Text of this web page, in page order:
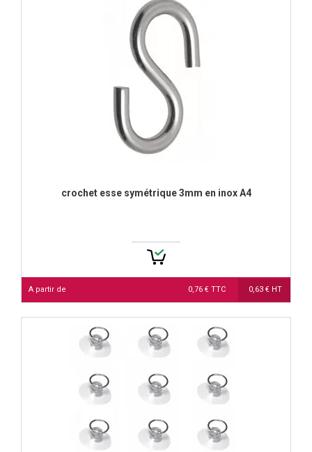
crochet esse symétrique 3mm en inox A4
A partir de 0,76 € TTC 0,63 € HT